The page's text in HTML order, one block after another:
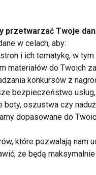
Czy
tysięcy
Pokaż więcej
przetwarzać Twoje
w celach, aby:
i ich tematykę, w
materiałów do Twoich
konkursów z
bezpieczeństwo
boty, oszustwa czy
dopasowane do
które pozwalają nam
że będą